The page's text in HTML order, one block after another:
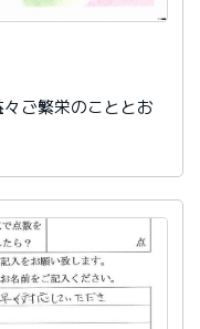
ご繁栄のこととお
け取りました。ご
を御社様にお願い
おかげをもちまし
ありがとうございま